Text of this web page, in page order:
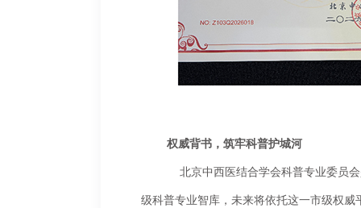
权威背书，筑牢科普护城河
级科普专业智库，未来将依托这一市级权威